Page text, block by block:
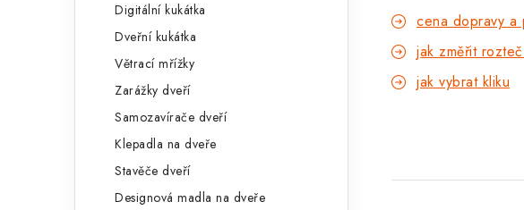
Digitální kukátka
Dveřní kukátka
Větrací mřížky
Zarážky dveří
Samozavírače dveří
Klepadla na dveře
Stavěče dveří
Designová madla na dveře
cena dopravy a
jak změřit
jak vybrat kliku